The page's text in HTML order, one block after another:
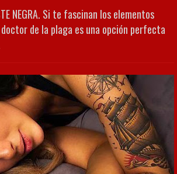
NEGRA. Si te fascinan los elementos
de la plaga es una opción perfecta